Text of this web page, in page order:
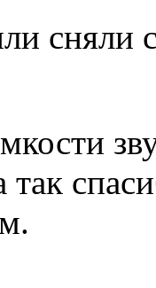
сняли
так